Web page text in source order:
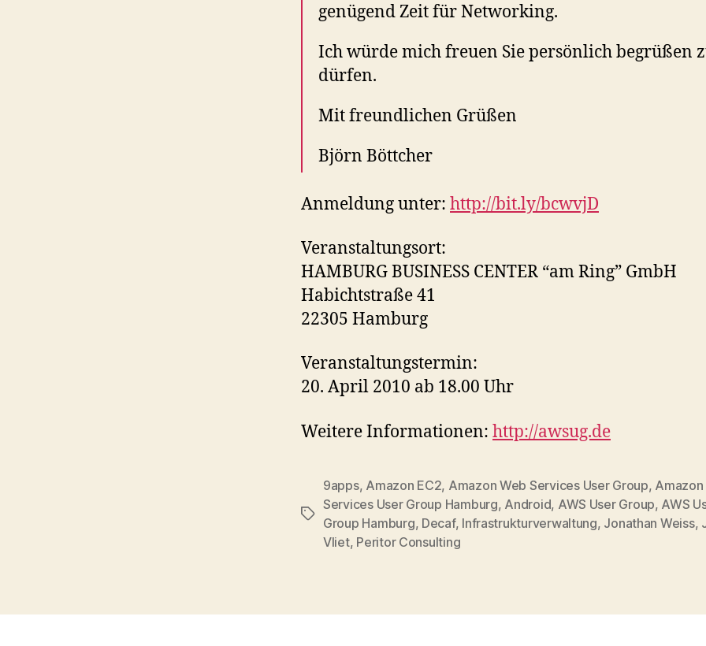
genügend Zeit für Networking.
Ich würde mich freuen Sie persönlich begrüßen
dürfen.
Mit freundlichen Grüßen
Björn Böttcher
Anmeldung unter: http://bit.ly/bcwvjD
Veranstaltungsort:
HAMBURG BUSINESS CENTER “am Ring” GmbH
Habichtstraße 41
22305 Hamburg
Veranstaltungstermin:
20. April 2010 ab 18.00 Uhr
Weitere Informationen: http://awsug.de
Tags
9apps, Amazon EC2, Amazon Web Services User Group, Amazon
Services User Group Hamburg, Android, AWS User Group, AWS
Group Hamburg, Decaf, Infrastrukturverwaltung, Jonathan Weiss,
Vliet, Peritor Consulting